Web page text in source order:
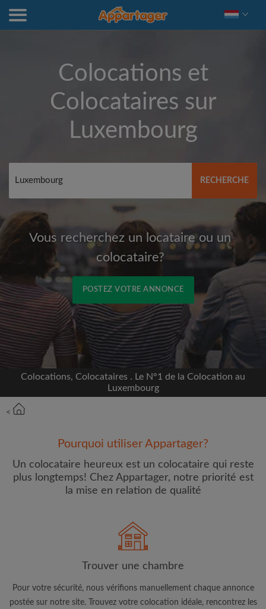
Colocations et
Colocataires sur
Luxembourg
RECHERCHE
Vous recherchez un locataire ou un
colocataire?
POSTEZ VOTRE ANNONCE
Inscrivez-vous avec Facebook
Nous ne publierons jamais sur votre page sans
Prénom
Colocations, Colocataires . Le N°1 de la Colocation au
Luxembourg
<
Pourquoi utiliser Appartager?
Un colocataire heureux est un colocataire qui reste
plus longtemps! Chez Appartager, notre priorité est
la mise en relation de qualité
Trouver une chambre
Pour votre sécurité, nous vérifions manuellement chaque annonce
postée sur notre site. Trouvez votre colocation idéale, rencontrez les